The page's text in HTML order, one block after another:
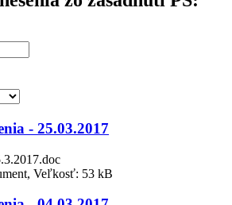
- 25.03.2017
Veľkosť: 53 kB